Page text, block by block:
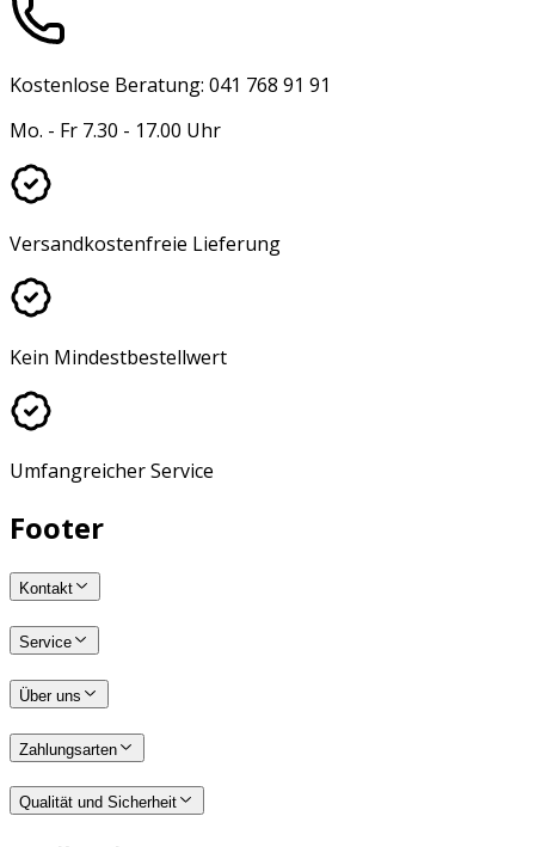
Kostenlose Beratung: 041 768 91 91
Mo. - Fr 7.30 - 17.00 Uhr
Versandkostenfreie Lieferung
Kein Mindestbestellwert
Umfangreicher Service
Footer
Kontakt
Service
Über uns
Zahlungsarten
Qualität und Sicherheit